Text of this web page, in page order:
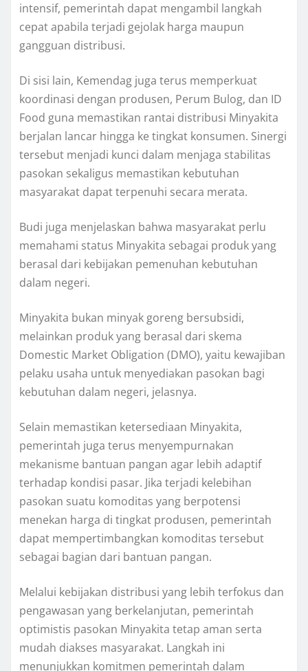
intensif, pemerintah dapat mengambil langkah
cepat apabila terjadi gejolak harga maupun
gangguan distribusi.
Di sisi lain, Kemendag juga terus memperkuat
koordinasi dengan produsen, Perum Bulog, dan ID
Food guna memastikan rantai distribusi Minyakita
berjalan lancar hingga ke tingkat konsumen. Sinergi
tersebut menjadi kunci dalam menjaga stabilitas
pasokan sekaligus memastikan kebutuhan
masyarakat dapat terpenuhi secara merata.
Budi juga menjelaskan bahwa masyarakat perlu
memahami status Minyakita sebagai produk yang
berasal dari kebijakan pemenuhan kebutuhan
dalam negeri.
Minyakita bukan minyak goreng bersubsidi,
melainkan produk yang berasal dari skema
Domestic Market Obligation (DMO), yaitu kewajiban
pelaku usaha untuk menyediakan pasokan bagi
kebutuhan dalam negeri, jelasnya.
Selain memastikan ketersediaan Minyakita,
pemerintah juga terus menyempurnakan
mekanisme bantuan pangan agar lebih adaptif
terhadap kondisi pasar. Jika terjadi kelebihan
pasokan suatu komoditas yang berpotensi
menekan harga di tingkat produsen, pemerintah
dapat mempertimbangkan komoditas tersebut
sebagai bagian dari bantuan pangan.
Melalui kebijakan distribusi yang lebih terfokus dan
pengawasan yang berkelanjutan, pemerintah
optimistis pasokan Minyakita tetap aman serta
mudah diakses masyarakat. Langkah ini
menunjukkan komitmen pemerintah dalam